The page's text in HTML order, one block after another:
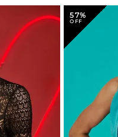
57%